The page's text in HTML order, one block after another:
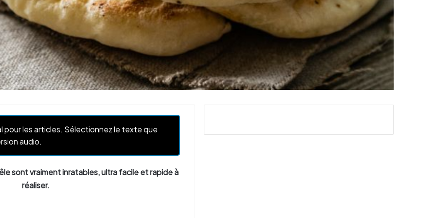
pour les articles. Sélectionnez le texte que
audio.
sont vraiment inratables, ultra facile et rapide à
réaliser.